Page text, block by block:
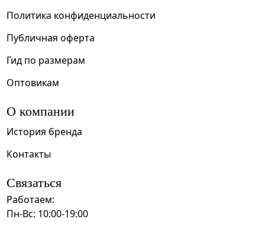
Политика конфиденциальности
Публичная оферта
Гид по размерам
Оптовикам
О компании
История бренда
Контакты
Связаться
Работаем:
Пн-Вс: 10:00-19:00